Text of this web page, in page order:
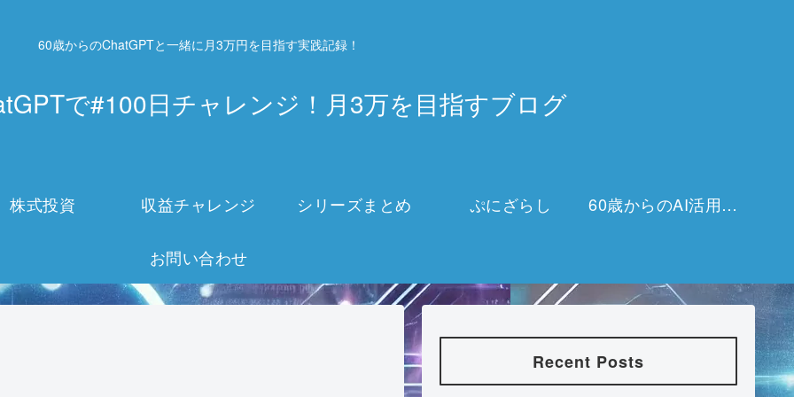
60歳からのChatGPTと一緒に月3万円を目指す実践記録！
で#100日チャレンジ！月3万を目指すブログ
株式投資 収益チャレンジ シリーズまとめ ぷにざらし 60歳からのAI活用チャレンジ
お問い合わせ
Recent Posts